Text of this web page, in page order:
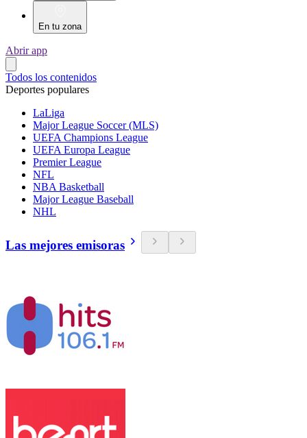
En tu zona
Abrir app
Todos los contenidos
Deportes populares
LaLiga
Major League Soccer (MLS)
UEFA Champions League
UEFA Europa League
Premier League
NFL
NBA Basketball
Major League Baseball
NHL
Las mejores emisoras